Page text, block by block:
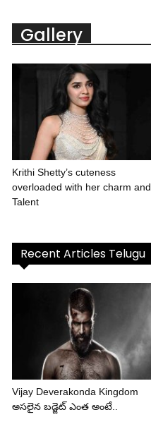
Gallery
Krithi Shetty’s cuteness
overloaded with her charm and
Talent
Recent Articles Telugu
Vijay Deverakonda Kingdom
అసలైన బడ్జెట్ ఎంత అంటే..